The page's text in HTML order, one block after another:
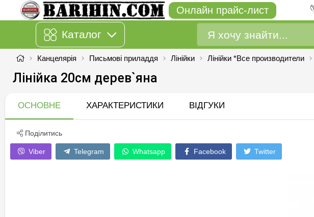
Онлайн прайс-лист
Каталог
Канцелярія Письмові приладдя Лінійки Лінійки *Все производители
Лінійка 20см дерев`яна
ОСНОВНЕ ХАРАКТЕРИСТИКИ ВІДГУКИ
Поділитись
Viber Telegram Whatsapp Facebook Twitter